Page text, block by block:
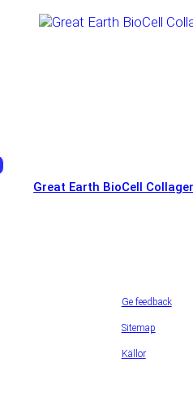
Great Earth BioCell
Ge feedback
Sitemap
Källor